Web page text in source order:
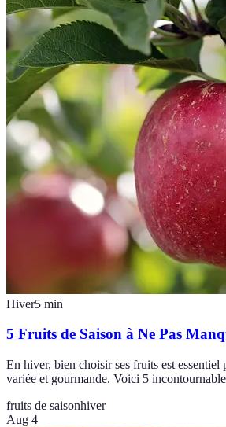
Hiver5 min
5 Fruits de Saison à Ne Pas
En hiver, bien choisir ses fruits est essentiel
variée et gourmande. Voici 5
fruits de saisonhiver
Aug 4